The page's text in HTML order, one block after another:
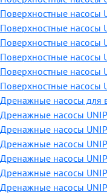
Поверхностные насосы
Поверхностные насосы
Поверхностные насосы
Поверхностные насосы
Поверхностные насосы
Поверхностные насосы
Дренажные насосы для
Дренажные насосы
Дренажные насосы
Дренажные насосы
Дренажные насосы
Дренажные насосы
Дренажные насосы